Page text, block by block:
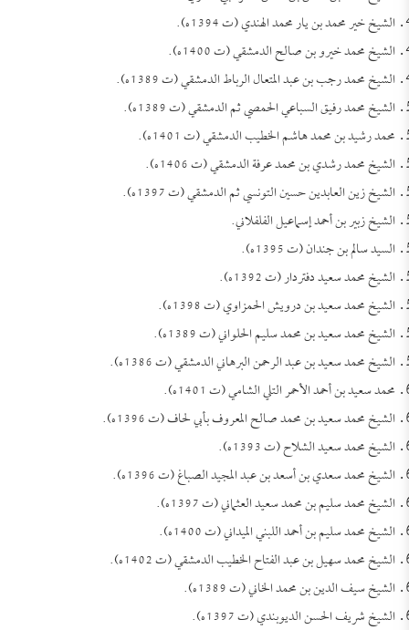
الشيخ خير محمد بن يار محمد الهندي (ت 1394ه).
الشيخ محمد خيرو بن صالح الدمشقي (ت 1400ه).
الشيخ محمد رجب بن عبد المتعال الرباط الدمشقي (ت 1389ه).
الشيخ محمد رفيق السباعي الحمصي ثم الدمشقي (ت 1389ه).
محمد رشيد بن محمد هاشم الخطيب الدمشقي (ت 1401ه).
الشيخ محمد رشدي بن محمد عرفة الدمشقي (ت 1406ه).
الشيخ زين العابدين حسين التونسي ثم الدمشقي (ت 1397ه).
الشيخ زبير بن أحمد إسماعيل الفلفلاني.
السيد سالم بن جندان (ت 1395ه).
الشيخ محمد سعيد دفتردار (ت 1392ه).
الشيخ محمد سعيد بن درويش الحمزاوي (ت 1398ه).
الشيخ محمد سعيد بن محمد سليم الحلواني (ت 1389ه).
الشيخ محمد سعيد بن عبد الرحمن البرهاني الدمشقي (ت 1386ه).
محمد سعيد بن أحمد الأحمر التلي الشامي (ت 1401ه).
الشيخ محمد سعيد بن محمد صالح المعروف بأبي لحاف (ت 1396ه).
الشيخ محمد سعيد الشلاح (ت 1393ه).
الشيخ محمد سعدي بن أسعد بن عبد المجيد الصباغ (ت 1396ه).
الشيخ محمد سليم بن محمد سعيد العثماني (ت 1397ه).
الشيخ محمد سليم بن أحمد اللبني الميداني (ت 1400ه).
الشيخ محمد سهيل بن عبد الفتاح الخطيب الدمشقي (ت 1402ه).
الشيخ سيف الدين بن محمد الخاني (ت 1389ه).
الشيخ شريف الحسن الديوبندي (ت 1397ه).